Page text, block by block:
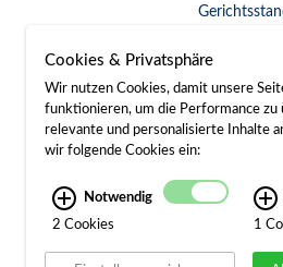
Widerruf
SERVICE &
Besuch /
Kontakt
Cookies & Privatsphäre
Wir nutzen Cookies, damit unsere
funktionieren, um die Performance zu
relevante und personalisierte Inhalte
wir folgende Cookies ein:
Notwendig
2 Cookies 1